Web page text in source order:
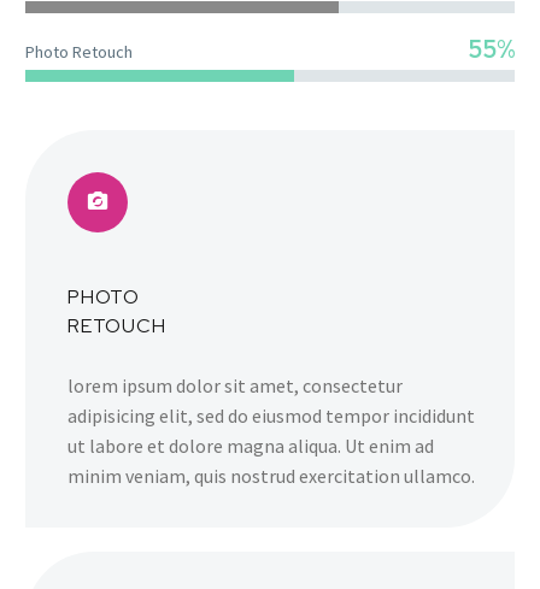
Photo Retouch 55%
PHOTO
RETOUCH
lorem ipsum dolor sit amet, consectetur
adipisicing elit, sed do eiusmod tempor incididunt
ut labore et dolore magna aliqua. Ut enim ad
minim veniam, quis nostrud exercitation ullamco.